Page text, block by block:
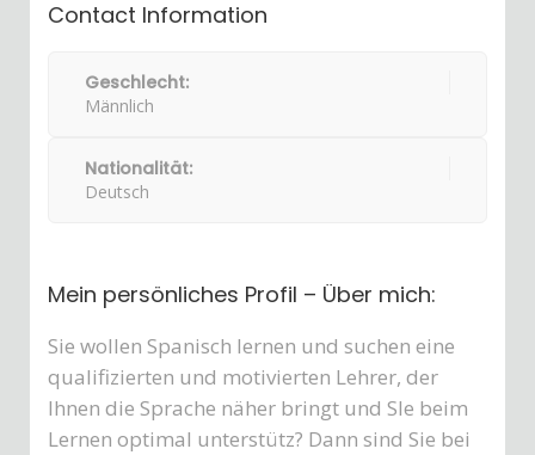
Contact Information
Geschlecht:
Männlich
Nationalität:
Deutsch
Mein persönliches Profil – Über mich:
Sie wollen Spanisch lernen und suchen eine
qualifizierten und motivierten Lehrer, der
Ihnen die Sprache näher bringt und SIe beim
Lernen optimal unterstütz? Dann sind Sie bei